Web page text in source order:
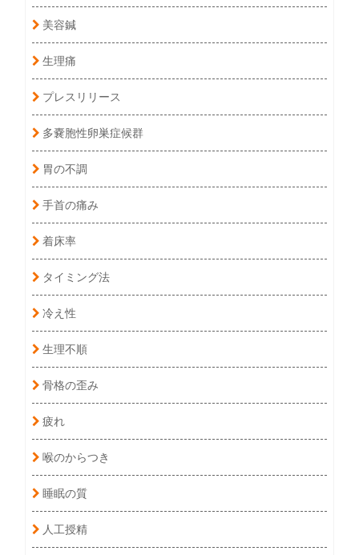
美容鍼
生理痛
プレスリリース
多嚢胞性卵巣症候群
胃の不調
手首の痛み
着床率
タイミング法
冷え性
生理不順
骨格の歪み
疲れ
喉のからつき
睡眠の質
人工授精